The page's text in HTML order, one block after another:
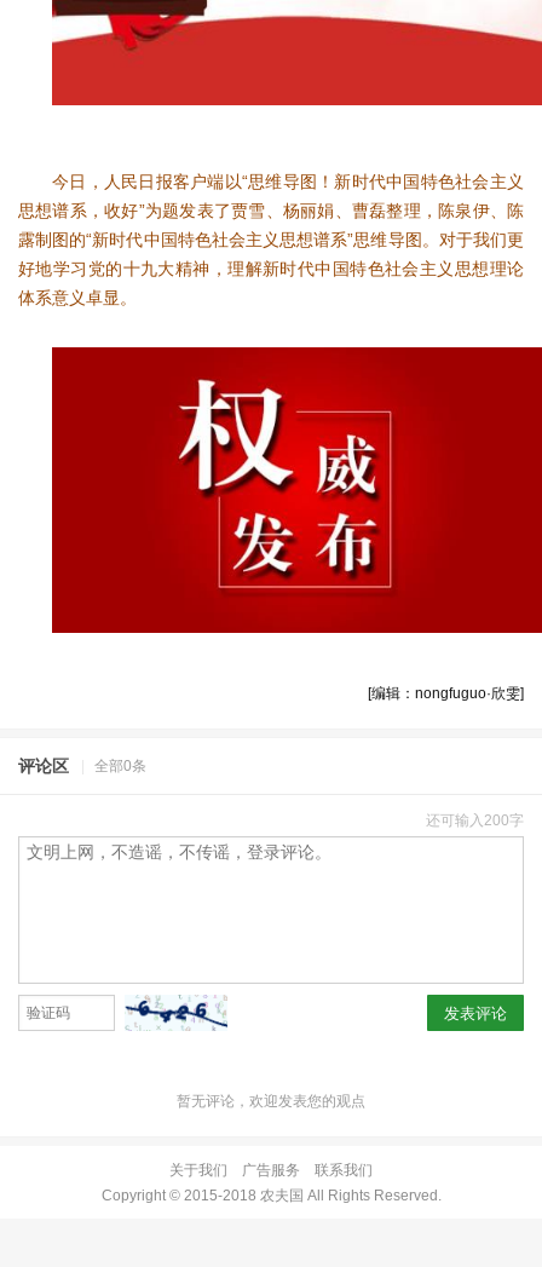
今日，人民日报客户端以“思维导图！新时代中国特色社会主义
思想谱系，收好”为题发表了贾雪、杨丽娟、曹磊整理，陈泉伊、陈
露制图的“新时代中国特色社会主义思想谱系”思维导图。对于我们更
好地学习党的十九大精神，理解新时代中国特色社会主义思想理论
体系意义卓显。
[编辑：nongfuguo·欣雯]
评论区 | 全部0条
还可输入200字
发表评论
暂无评论，欢迎发表您的观点
关于我们 广告服务
联系我们
Copyright © 2015-2018 农夫国 All Rights Reserved.